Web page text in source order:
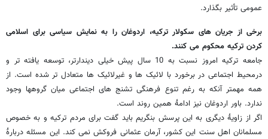
عمومی تأثیر بگذارد.
برخی از جریان های سکولار ترکیه، اردوغان را به نمایش سیاسی برای اسلامی
کردن ترکیه محکوم می کنند.
جامعه ترکیه امروز نسبت به 10 سال پیش خیلی دیندارتر، توسعه یافته تر و
درمحیط اجتماعی در برخورد با لائیک ها و غیرلائیک ها متعادل تر شده است. از
همه مهمتر آنکه به رغم تنوع فرهنگی تشنج های اجتماعی میان گروهها وجود
ندارد. باور اردوغان نیز ادامۀ همین روند است.
اگر از زاویۀ دیگری به این پرسش بنگریم باید گفت برای مردم ترکیه و به خصوص
مسلمانان اهل سنت این کشور، آرمان عثمانی فروکش نمی کند. این مسئله دربارۀ